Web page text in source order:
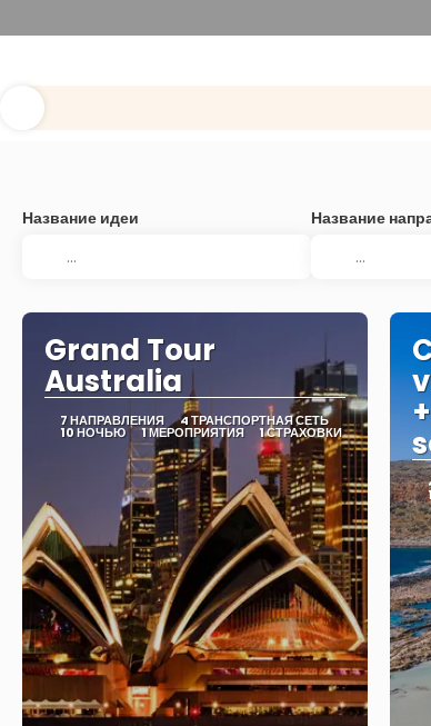
Название идеи Название
Grand Tour
Australia
7 НАПРАВЛЕНИЯ 4 ТРАНСПОРТНАЯ СЕТЬ
10 НОЧЬЮ 1 МЕРОПРИЯТИЯ 1 СТРАХОВКИ